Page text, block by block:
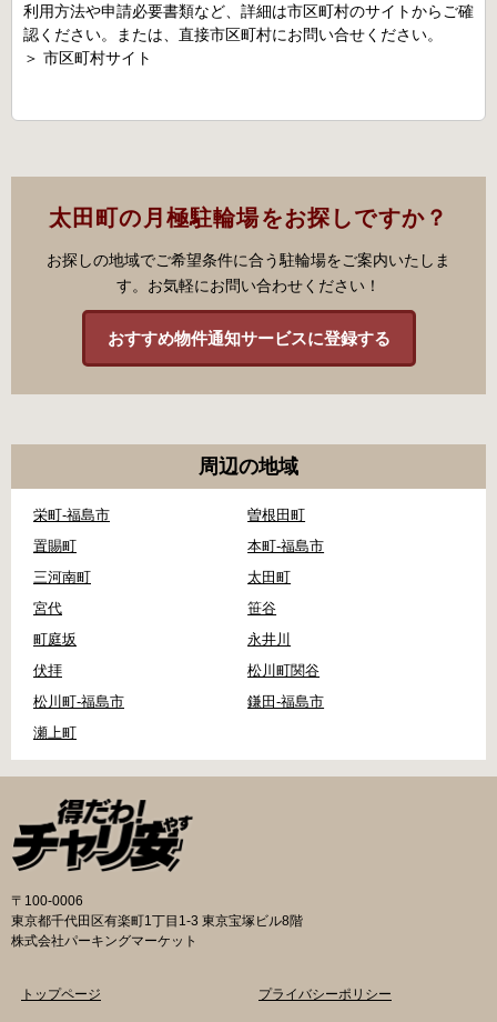
利用方法や申請必要書類など、詳細は市区町村のサイトからご確
認ください。または、直接市区町村にお問い合せください。
＞ 市区町村サイト
太田町の月極駐輪場をお探しですか？
お探しの地域でご希望条件に合う駐輪場をご案内いたしま
す。お気軽にお問い合わせください！
おすすめ物件通知サービスに登録する
周辺の地域
栄町-福島市
曽根田町
置賜町
本町-福島市
三河南町
太田町
宮代
笹谷
町庭坂
永井川
伏拝
松川町関谷
松川町-福島市
鎌田-福島市
瀬上町
〒100-0006
東京都千代田区有楽町1丁目1-3 東京宝塚ビル8階
株式会社パーキングマーケット
トップページ プライバシーポリシー